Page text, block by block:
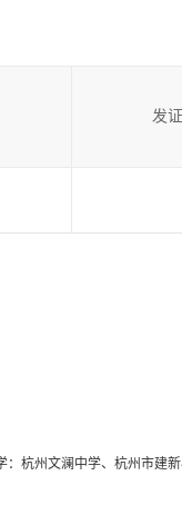
发
杭州文澜中学、杭州市建